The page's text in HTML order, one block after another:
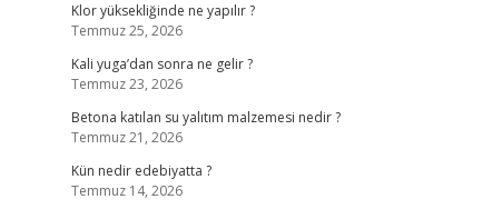
Klor yüksekliğinde ne yapılır ?
Temmuz 25, 2026
Kali yuga’dan sonra ne gelir ?
Temmuz 23, 2026
Betona katılan su yalıtım malzemesi nedir ?
Temmuz 21, 2026
Kün nedir edebiyatta ?
Temmuz 14, 2026